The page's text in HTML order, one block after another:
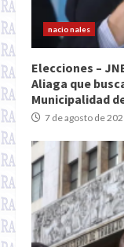
nacionales
Elecciones –
Aliaga que
Municipalidad
7 de agosto de